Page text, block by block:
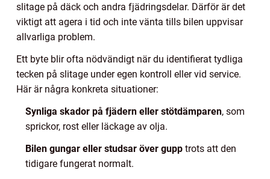
slitage på däck och andra fjädringsdelar. Därför är det
viktigt att agera i tid och inte vänta tills bilen uppvisar
allvarliga problem.
Ett byte blir ofta nödvändigt när du identifierat tydliga
tecken på slitage under egen kontroll eller vid service.
Här är några konkreta situationer:
Synliga skador på fjädern eller stötdämparen, som
sprickor, rost eller läckage av olja.
Bilen gungar eller studsar över gupp trots att den
tidigare fungerat normalt.